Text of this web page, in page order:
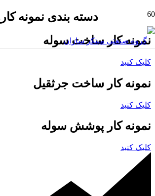
دسته بندی نمونه
نمونه کار ساخت سوله
کلیک کنید
نمونه کار ساخت جرثقیل
کلیک کنید
نمونه کار پوشش سوله
کلیک کنید